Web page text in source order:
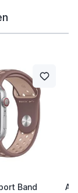
Band